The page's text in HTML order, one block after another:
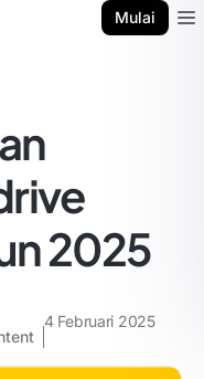
Mulai
2025
4 Februari 2025